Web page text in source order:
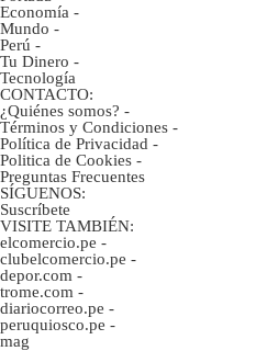
Economía -
Mundo -
Perú -
Tu Dinero -
Tecnología
CONTACTO:
¿Quiénes somos? -
Términos y Condiciones -
Política de Privacidad -
Politica de Cookies -
Preguntas Frecuentes
SÍGUENOS:
Suscríbete
VISITE TAMBIÉN:
elcomercio.pe -
clubelcomercio.pe -
depor.com -
trome.com -
diariocorreo.pe -
peruquiosco.pe -
mag